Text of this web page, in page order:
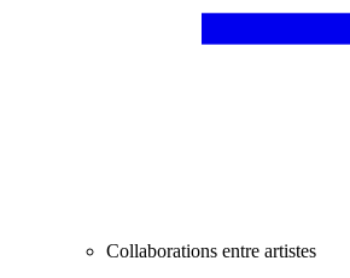
Collaborations entre artistes